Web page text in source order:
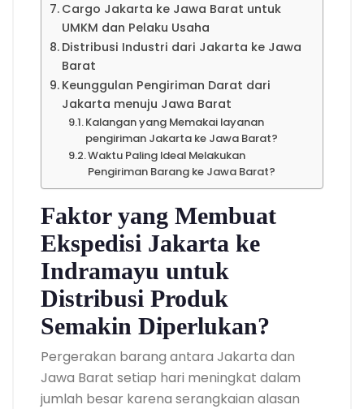
Cargo Jakarta ke Jawa Barat untuk
UMKM dan Pelaku Usaha
Distribusi Industri dari Jakarta ke Jawa
Barat
Keunggulan Pengiriman Darat dari
Jakarta menuju Jawa Barat
Kalangan yang Memakai layanan
pengiriman Jakarta ke Jawa Barat?
Waktu Paling Ideal Melakukan
Pengiriman Barang ke Jawa Barat?
Faktor yang Membuat
Ekspedisi Jakarta ke
Indramayu untuk
Distribusi Produk
Semakin Diperlukan?
Pergerakan barang antara Jakarta dan
Jawa Barat setiap hari meningkat dalam
jumlah besar karena serangkaian alasan